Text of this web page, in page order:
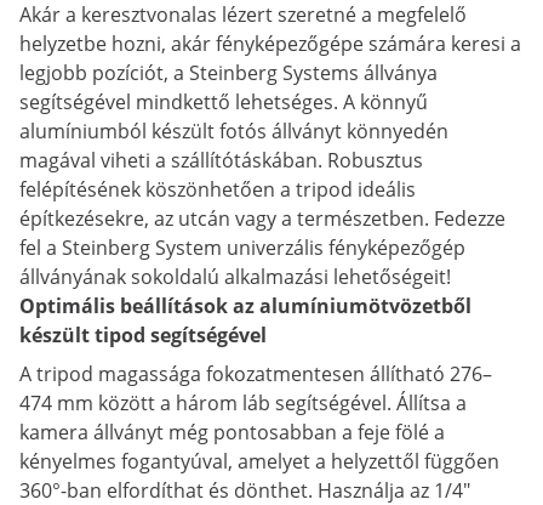
Akár a keresztvonalas lézert szeretné a megfelelő
helyzetbe hozni, akár fényképezőgépe számára keresi a
legjobb pozíciót, a Steinberg Systems állványa
segítségével mindkettő lehetséges. A könnyű
alumíniumból készült fotós állványt könnyedén
magával viheti a szállítótáskában. Robusztus
felépítésének köszönhetően a tripod ideális
építkezésekre, az utcán vagy a természetben. Fedezze
fel a Steinberg System univerzális fényképezőgép
állványának sokoldalú alkalmazási lehetőségeit!
Optimális beállítások az alumíniumötvözetből
készült tipod segítségével
A tripod magassága fokozatmentesen állítható 276–
474 mm között a három láb segítségével. Állítsa a
kamera állványt még pontosabban a feje fölé a
kényelmes fogantyúval, amelyet a helyzettől függően
360°-ban elfordíthat és dönthet. Használja az 1/4"